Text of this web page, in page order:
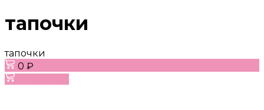
тапочки
тапочки
0 ₽